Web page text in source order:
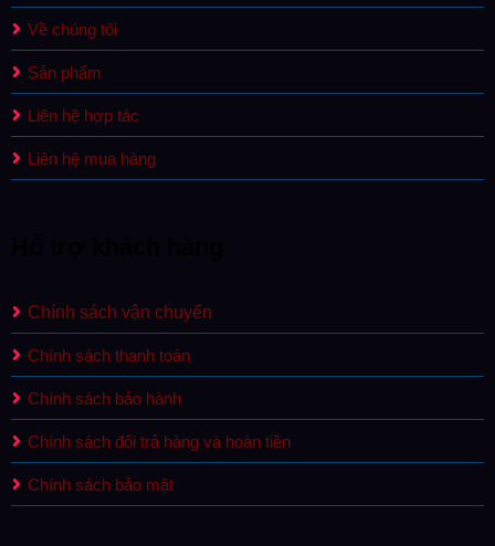
Về chúng tôi
Sản phẩm
Liên hệ hợp tác
Liên hệ mua hàng
Chính sách vận chuyển
Chính sách thanh toán
Chính sách bảo hành
Chính sách đổi trả hàng và hoàn tiền
Chính sách bảo mật